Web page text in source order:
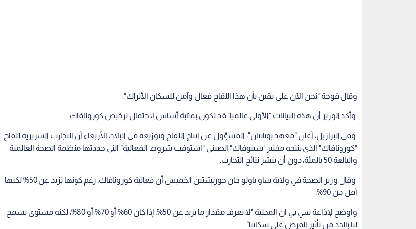
وقال قوجة "نحن الآن على يقين بأن هذا اللقاح فعال وآمن للسكان الأتراك".
وأكد الوزير أن هذه البيانات "الأولى عالميا" قد تكون بمثابة أساس لاحتمال ترخيص كورونافاك.
وفي البرازيل، أعلن "معهد بوتانتان"، المسؤول عن انتاج اللقاح وتوزيعه في البلاد، الأربعاء أن التجارب السريرية للقاح
"كورونافاك" الذي ينتجه مختبر "سينوفاك" الصيني "استوفت شروط الفعالية" التي حددتها منظمة الصحة العالمية
والبالغة 50 بالمئة، دون أن ينشر نتائج التجارب.
وقال وزير الصحة في ولاية ساو باولو جان جورنشتين الخميس أن فعالية كورونافاك، رغم كونها تزيد عن 50% لكنها
أقل من 90%.
واوضح لإذاعة سي بي ان المحلية "لا نعرف مقدار ما يزيد عن 50%، إذا كان 60% أو 70% أو 80%، لكنه مستوى يسمح
لنا بالحد من تأثير المرض على سكاننا".